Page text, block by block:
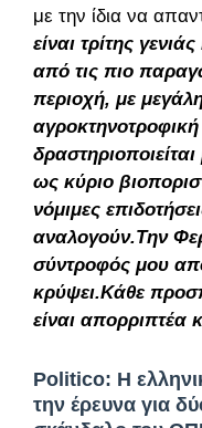
με την ίδια να
είναι τρίτης
από τις πιο
περιοχή, με
ως κύριο
νόμιμες
αναλογούν.Την
σύντροφός μου
κρύψει.Κάθε
είναι απορριπτέα
Politico: Η
την έρευνα για